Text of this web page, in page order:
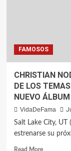
FAMOSOS
CHRISTIAN
DE LOS
NUEVO ÁLBUM
VidaDeFama
Salt Lake City, UT
estrenarse su
Read More